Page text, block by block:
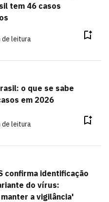
tem 46 casos
de leitura
o que se sabe
em 2026
de leitura
confirma identificação
do vírus:
a vigilância'